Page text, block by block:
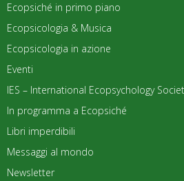
Ecopsiché in primo piano
Ecopsicologia & Musica
Ecopsicologia in azione
Eventi
IES – International Ecopsychology
In programma a Ecopsiché
Libri imperdibili
Messaggi al mondo
Newsletter